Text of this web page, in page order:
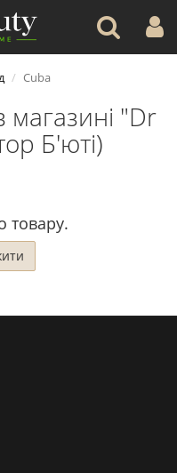
Cuba
магазині "Dr
Б'юті)
товару.